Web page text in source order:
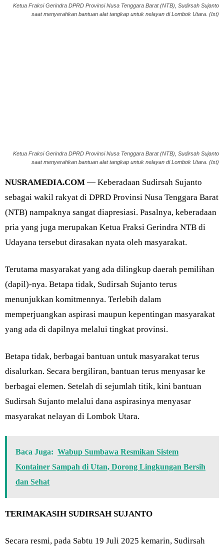
Ketua Fraksi Gerindra DPRD Provinsi Nusa Tenggara Barat (NTB), Sudirsah Sujanto
saat menyerahkan bantuan alat tangkap untuk nelayan di Lombok Utara. (Ist)
Ketua Fraksi Gerindra DPRD Provinsi Nusa Tenggara Barat (NTB), Sudirsah Sujanto
saat menyerahkan bantuan alat tangkap untuk nelayan di Lombok Utara. (Ist)
NUSRAMEDIA.COM — Keberadaan Sudirsah Sujanto
sebagai wakil rakyat di DPRD Provinsi Nusa Tenggara Barat
(NTB) nampaknya sangat diapresiasi. Pasalnya, keberadaan
pria yang juga merupakan Ketua Fraksi Gerindra NTB di
Udayana tersebut dirasakan nyata oleh masyarakat.
Terutama masyarakat yang ada dilingkup daerah pemilihan
(dapil)-nya. Betapa tidak, Sudirsah Sujanto terus
menunjukkan komitmennya. Terlebih dalam
memperjuangkan aspirasi maupun kepentingan masyarakat
yang ada di dapilnya melalui tingkat provinsi.
Betapa tidak, berbagai bantuan untuk masyarakat terus
disalurkan. Secara bergiliran, bantuan terus menyasar ke
berbagai elemen. Setelah di sejumlah titik, kini bantuan
Sudirsah Sujanto melalui dana aspirasinya menyasar
masyarakat nelayan di Lombok Utara.
Baca Juga: Wabup Sumbawa Resmikan Sistem
Kontainer Sampah di Utan, Dorong Lingkungan Bersih
dan Sehat
TERIMAKASIH SUDIRSAH SUJANTO
Secara resmi, pada Sabtu 19 Juli 2025 kemarin, Sudirsah